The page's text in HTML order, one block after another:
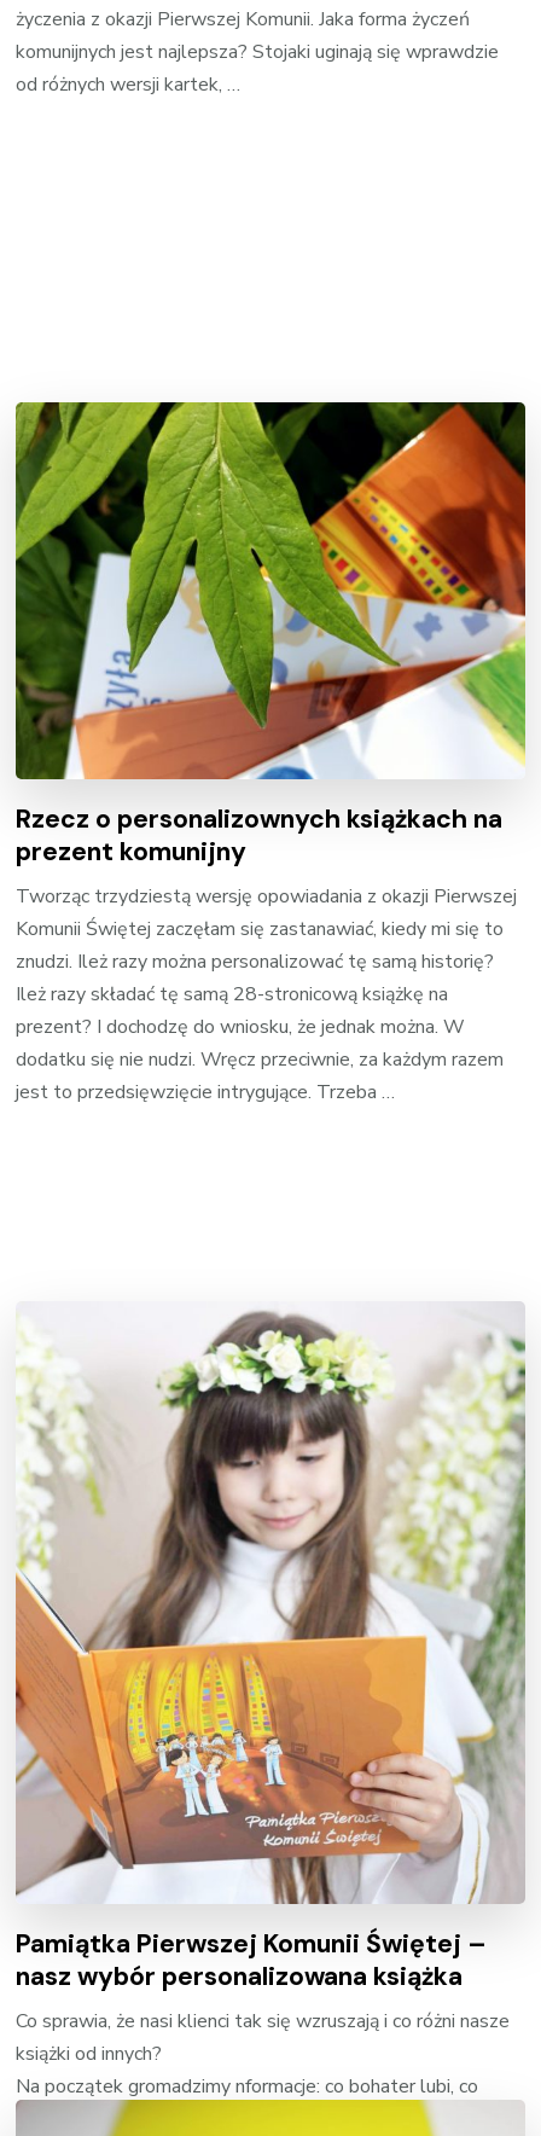
życzenia z okazji Pierwszej Komunii. Jaka forma życzeń
komunijnych jest najlepsza? Stojaki uginają się wprawdzie
od różnych wersji kartek, …
Rzecz o personalizownych książkach na
prezent komunijny
Tworząc trzydziestą wersję opowiadania z okazji Pierwszej
Komunii Świętej zaczęłam się zastanawiać, kiedy mi się to
znudzi. Ileż razy można personalizować tę samą historię?
Ileż razy składać tę samą 28-stronicową książkę na
prezent? I dochodzę do wniosku, że jednak można. W
dodatku się nie nudzi. Wręcz przeciwnie, za każdym razem
jest to przedsięwzięcie intrygujące. Trzeba …
Pamiątka Pierwszej Komunii Świętej –
nasz wybór personalizowana książka
Co sprawia, że nasi klienci tak się wzruszają i co różni nasze
książki od innych?
Na początek gromadzimy nformacje: co bohater lubi, co
czyta, z kim się bawi, czy ma psa albo rybki. Oooo i jakie lubi